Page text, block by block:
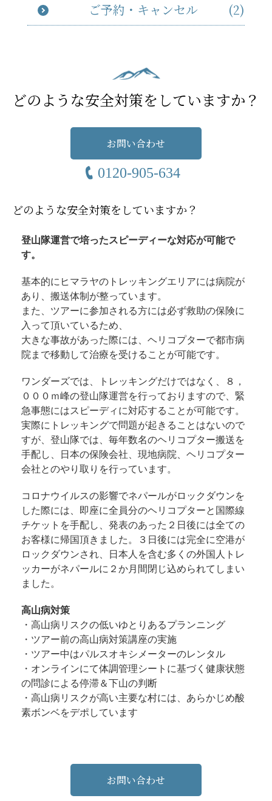
ご予約・キャンセル
(2)
どのような安全対策をしていますか？
お問い合わせ
0120-905-634
どのような安全対策をしていますか？
登山隊運営で培ったスピーディーな対応が可能で
す。
基本的にヒマラヤのトレッキングエリアには病院が
あり、搬送体制が整っています。
また、ツアーに参加される方には必ず救助の保険に
入って頂いているため、
大きな事故があった際には、ヘリコプターで都市病
院まで移動して治療を受けることが可能です。
ワンダーズでは、トレッキングだけではなく、８，
０００ｍ峰の登山隊運営を行っておりますので、緊
急事態にはスピーディに対応することが可能です。
実際にトレッキングで問題が起きることはないので
すが、登山隊では、毎年数名のヘリコプター搬送を
手配し、日本の保険会社、現地病院、ヘリコプター
会社とのやり取りを行っています。
コロナウイルスの影響でネパールがロックダウンを
した際には、即座に全員分のヘリコプターと国際線
チケットを手配し、発表のあった２日後には全ての
お客様に帰国頂きました。３日後には完全に空港が
ロックダウンされ、日本人を含む多くの外国人トレ
ッカーがネパールに２か月間閉じ込められてしまい
ました。
高山病対策
・高山病リスクの低いゆとりあるプランニング
・ツアー前の高山病対策講座の実施
・ツアー中はパルスオキシメーターのレンタル
・オンラインにて体調管理シートに基づく健康状態
の問診による停滞＆下山の判断
・高山病リスクが高い主要な村には、あらかじめ酸
素ボンベをデポしています
お問い合わせ